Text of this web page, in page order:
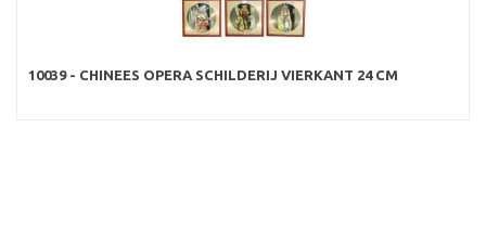
10039 - CHINEES OPERA SCHILDERIJ VIERKANT 24 CM